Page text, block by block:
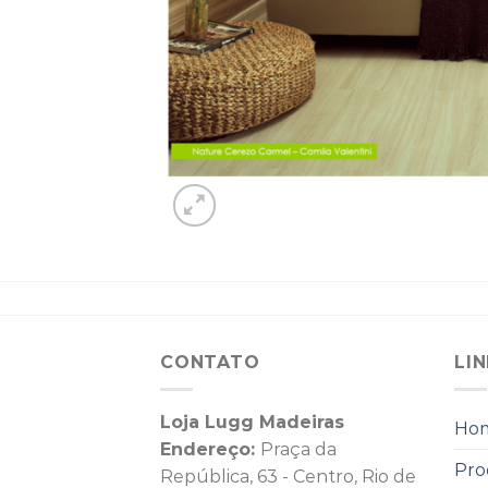
CONTATO
Loja Lugg Madeiras
Endereço: Praça da
República, 63 - Centro, Rio de